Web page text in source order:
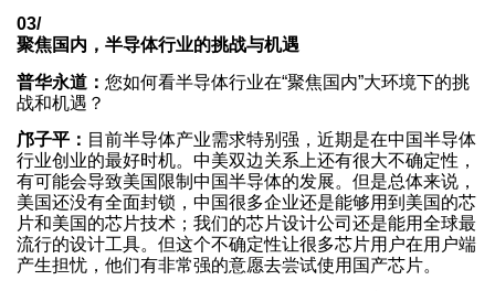
03/
聚焦国内，半导体行业的挑战与机遇
普华永道： 您如何看半导体行业在“聚焦国内”大环境下的挑
战和机遇？
邝子平： 目前半导体产业需求特别强，近期是在中国半导体
行业创业的最好时机。中美双边关系上还有很大不确定性，
有可能会导致美国限制中国半导体的发展。但是总体来说，
美国还没有全面封锁，中国很多企业还是能够用到美国的芯
片和美国的芯片技术；我们的芯片设计公司还是能用全球最
流行的设计工具。但这个不确定性让很多芯片用户在用户端
产生担忧，他们有非常强的意愿去尝试使用国产芯片。